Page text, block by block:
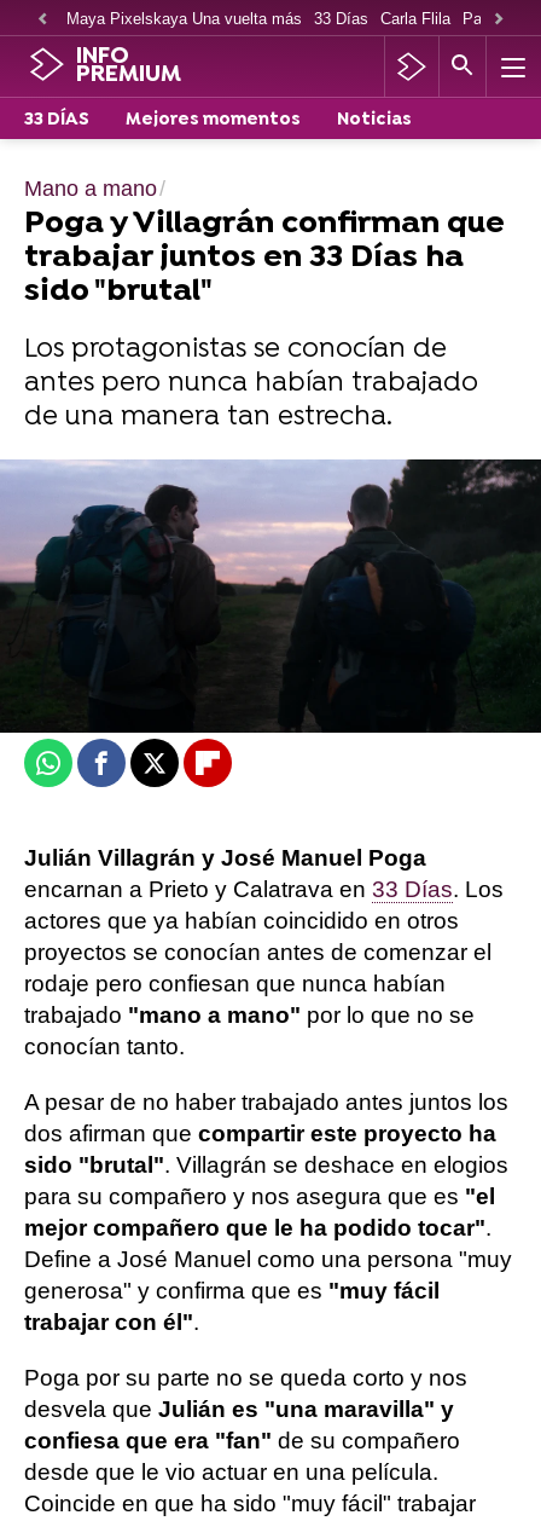
Maya Pixelskaya Una vuelta más 33 Días Carla Flila Paco
INFO
PREMIUM
33 DÍAS Mejores momentos Noticias
Mano a mano
Poga y Villagrán confirman que
trabajar juntos en 33 Días ha
sido "brutal"
Los protagonistas se conocían de
antes pero nunca habían trabajado
de una manera tan estrecha.
Victoria Esquilas
30 de junio de 2026, 16:49
WhatsappFacebook
X Flipboard
Julián Villagrán y José Manuel Poga
encarnan a Prieto y Calatrava en 33 Días. Los
actores que ya habían coincidido en otros
proyectos se conocían antes de comenzar el
rodaje pero confiesan que nunca habían
trabajado "mano a mano" por lo que no se
conocían tanto.
A pesar de no haber trabajado antes juntos los
dos afirman que compartir este proyecto ha
sido "brutal". Villagrán se deshace en elogios
para su compañero y nos asegura que es "el
mejor compañero que le ha podido tocar".
Define a José Manuel como una persona "muy
generosa" y confirma que es "muy fácil
trabajar con él".
Poga por su parte no se queda corto y nos
desvela que Julián es "una maravilla" y
confiesa que era "fan" de su compañero
desde que le vio actuar en una película.
Coincide en que ha sido "muy fácil" trabajar